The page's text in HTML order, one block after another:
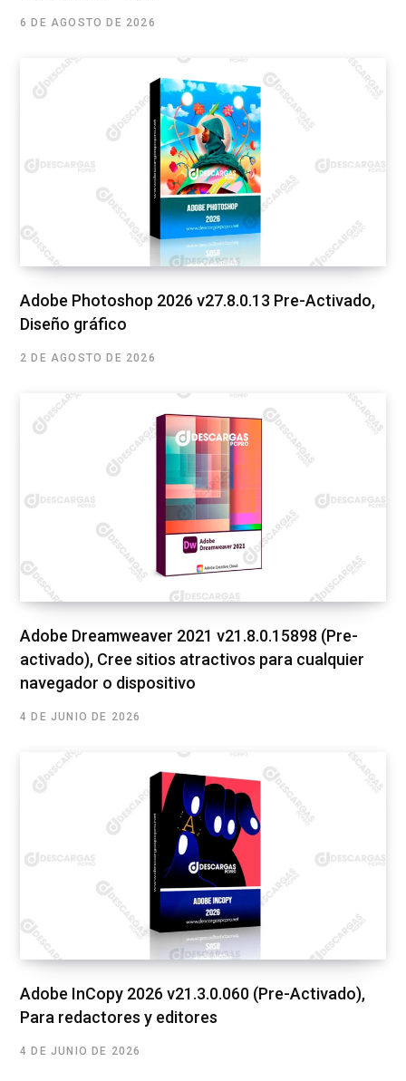
6 DE AGOSTO DE 2026
Adobe Photoshop 2026 v27.8.0.13 Pre-Activado,
Diseño gráfico
2 DE AGOSTO DE 2026
Adobe Dreamweaver 2021 v21.8.0.15898 (Pre-
activado), Cree sitios atractivos para cualquier
navegador o dispositivo
4 DE JUNIO DE 2026
Adobe InCopy 2026 v21.3.0.060 (Pre-Activado),
Para redactores y editores
4 DE JUNIO DE 2026